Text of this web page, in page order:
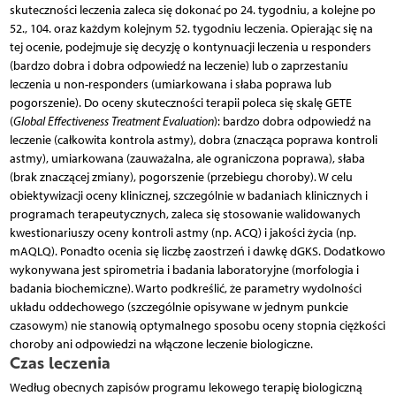
skuteczności leczenia zaleca się dokonać po 24. tygodniu, a kolejne po
52., 104. oraz każdym kolejnym 52. tygodniu leczenia. Opierając się na
tej ocenie, podejmuje się decyzję o kontynuacji leczenia u responders
(bardzo dobra i dobra odpowiedź na leczenie) lub o zaprzestaniu
leczenia u non-responders (umiarkowana i słaba poprawa lub
pogorszenie). Do oceny skuteczności terapii poleca się skalę GETE
(Global Effectiveness Treatment Evaluation): bardzo dobra odpowiedź na
leczenie (całkowita kontrola astmy), dobra (znacząca poprawa kontroli
astmy), umiarkowana (zauważalna, ale ograniczona poprawa), słaba
(brak znaczącej zmiany), pogorszenie (przebiegu choroby). W celu
obiektywizacji oceny klinicznej, szczególnie w badaniach klinicznych i
programach terapeutycznych, zaleca się stosowanie walidowanych
kwestionariuszy oceny kontroli astmy (np. ACQ) i jakości życia (np.
mAQLQ). Ponadto ocenia się liczbę zaostrzeń i dawkę dGKS. Dodatkowo
wykonywana jest spirometria i badania laboratoryjne (morfologia i
badania biochemiczne). Warto podkreślić, że parametry wydolności
układu oddechowego (szczególnie opisywane w jednym punkcie
czasowym) nie stanowią optymalnego sposobu oceny stopnia ciężkości
choroby ani odpowiedzi na włączone leczenie biologiczne.
Czas leczenia
Według obecnych zapisów programu lekowego terapię biologiczną